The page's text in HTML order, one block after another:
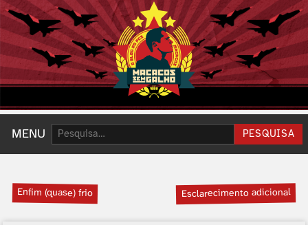
MENU Pesquisar: PESQUISA
Enfim (quase) frio Esclarecimento adicional